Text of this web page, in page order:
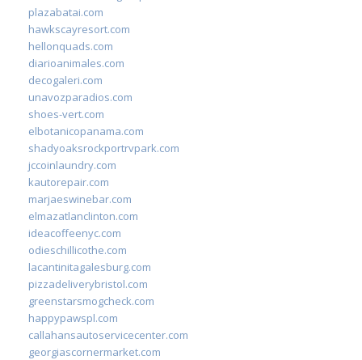
plazabatai.com
hawkscayresort.com
hellonquads.com
diarioanimales.com
decogaleri.com
unavozparadios.com
shoes-vert.com
elbotanicopanama.com
shadyoaksrockportrvpark.com
jccoinlaundry.com
kautorepair.com
marjaeswinebar.com
elmazatlanclinton.com
ideacoffeenyc.com
odieschillicothe.com
lacantinitagalesburg.com
pizzadeliverybristol.com
greenstarsmogcheck.com
happypawspl.com
callahansautoservicecenter.com
georgiascornermarket.com